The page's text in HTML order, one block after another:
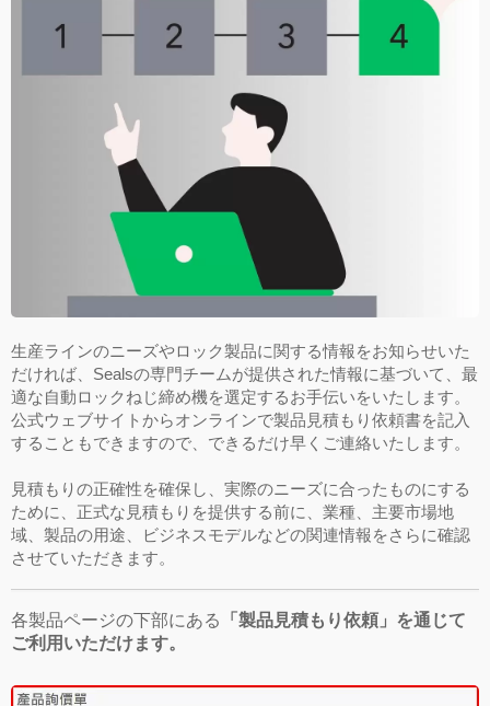
生産ラインのニーズやロック製品に関する情報をお知らせいた
だければ、Sealsの専門チームが提供された情報に基づいて、最
適な自動ロックねじ締め機を選定するお手伝いをいたします。
公式ウェブサイトからオンラインで製品見積もり依頼書を記入
することもできますので、できるだけ早くご連絡いたします。
見積もりの正確性を確保し、実際のニーズに合ったものにする
ために、正式な見積もりを提供する前に、業種、主要市場地
域、製品の用途、ビジネスモデルなどの関連情報をさらに確認
させていただきます。
各製品ページの下部にある
「製品見積もり依頼」を通じて
ご利用いただけます。